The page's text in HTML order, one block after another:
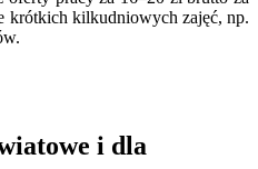
krótkich kilkudniowych zajęć, np.
i dla